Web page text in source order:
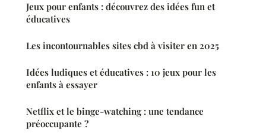
Jeux pour enfants : découvrez des idées fun et
éducatives
Les incontournables sites cbd à visiter en 2025
Idées ludiques et éducatives : 10 jeux pour les
enfants à essayer
Netflix et le binge-watching : une tendance
préoccupante ?